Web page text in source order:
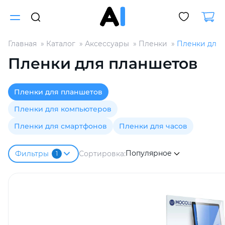
Главная Каталог Аксессуары Пленки Пленки для
Пленки для планшетов
Пленки для планшетов
Пленки для компьютеров
Пленки для смартфонов
Пленки для часов
Фильтры 1 Сортировка:Популярное
Разбейте
оплатуна части
без переплат
График платежей